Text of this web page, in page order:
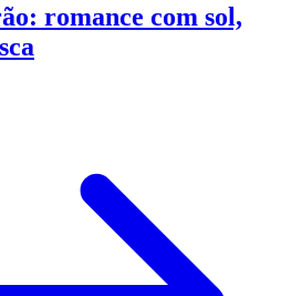
romance com sol,